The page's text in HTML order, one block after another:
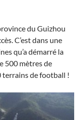
du Guizhou
C’est dans une
qu’a démarré la
500 mètres de
terrains de football !